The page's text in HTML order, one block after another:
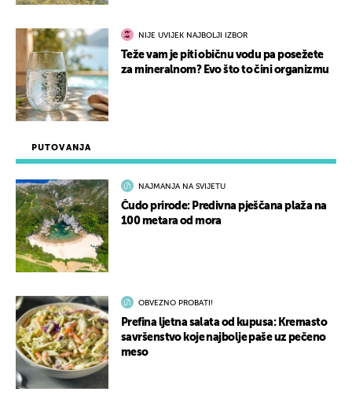
PUTOVANJA
NAJMANJA NA SVIJETU
Čudo prirode: Predivna pješčana plaža na
100 metara od mora
OBVEZNO PROBATI!
Prefina ljetna salata od kupusa: Kremasto
savršenstvo koje najbolje paše uz pečeno
meso
NIJE UVIJEK NAJBOLJI IZBOR
Teže vam je piti običnu vodu pa posežete
za mineralnom? Evo što to čini organizmu